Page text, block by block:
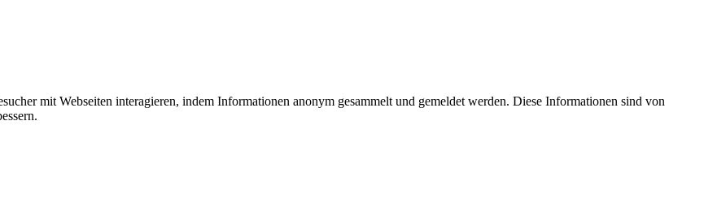
mit Webseiten interagieren, indem Informationen anonym gesammelt und gemeldet werden. Diese Informationen sind von